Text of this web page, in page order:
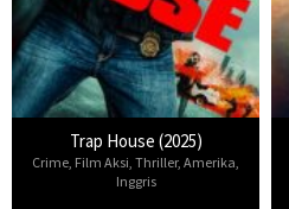
Trap House (2025)
Crime, Film Aksi, Thriller, Amerika,
Inggris